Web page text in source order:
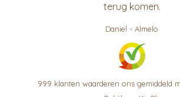
terug komen.
Daniel - Almelo
999 klanten waarderen ons gemiddeld